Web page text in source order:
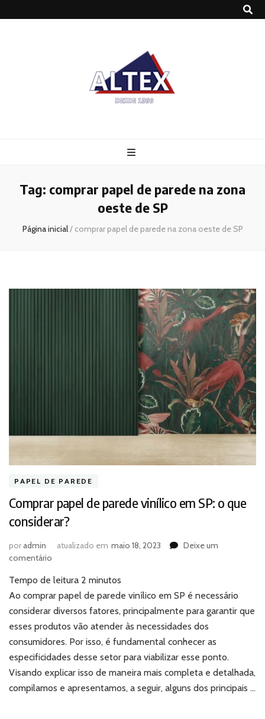
Tag: comprar papel de parede na zona
oeste de SP
Página inicial/ comprar papel de parede na zona oeste de SP
PAPEL DE PAREDE
Comprar papel de parede vinílico em SP: o que
considerar?
poradmin atualizado em maio 18, 2023
Deixe um
comentário
papel
de
parede
em
SP:
o
que
considerar?
Tempo de leitura 2 minutos
Ao comprar papel de parede vinílico em SP é necessário
considerar diversos fatores, principalmente para garantir que
esses produtos vão atender às necessidades dos
consumidores. Por isso, é fundamental conhecer as
especificidades desse setor para viabilizar esse ponto.
Visando explicar isso de maneira mais completa e detalhada,
compilamos e apresentamos, a seguir, alguns dos principais …